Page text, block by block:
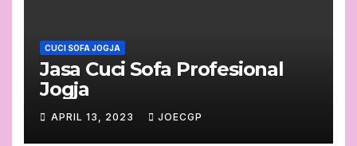
CUCI SOFA JOGJA
Jasa Cuci Sofa Profesional
Jogja
APRIL 13, 2023 JOECGP